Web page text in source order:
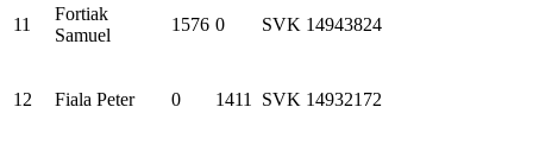
11
Fortiak
Samuel
1576 0 SVK 14943824
12 Fiala Peter 0 1411 SVK 14932172